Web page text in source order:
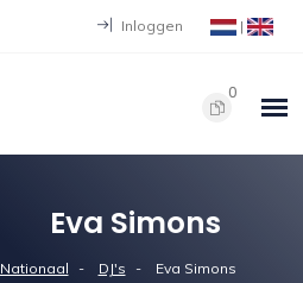
Inloggen |
0
Eva Simons
Nationaal DJ's Eva Simons